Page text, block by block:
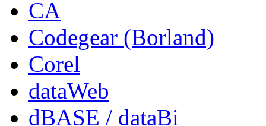
CA
Codegear (Borland)
Corel
dataWeb
dBASE / dataBi